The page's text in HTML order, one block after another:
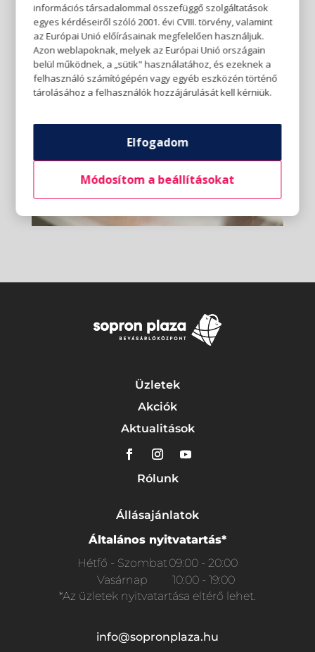
Üzletek
Akciók
Aktualitások
Rólunk
Állásajánlatok
Általános nyitvatartás*
Hétfő - Szombat09:00 - 20:00
Vasárnap
10:00 - 19:00
*Az üzletek nyitvatartása eltérő lehet.
info@sopronplaza.hu
információs társadalommal összefüggő szolgáltatások
egyes kérdéseiről szóló 2001. évi CVIII. törvény, valamint
az Európai Unió előírásainak megfelelően használjuk.
Azon weblapoknak, melyek az Európai Unió országain
belül működnek, a „sütik" használatához, és ezeknek a
felhasználó számítógépén vagy egyéb eszközén történő
tárolásához a felhasználók hozzájárulását kell kérniük.
Elfogadom
Módosítom a beállításokat